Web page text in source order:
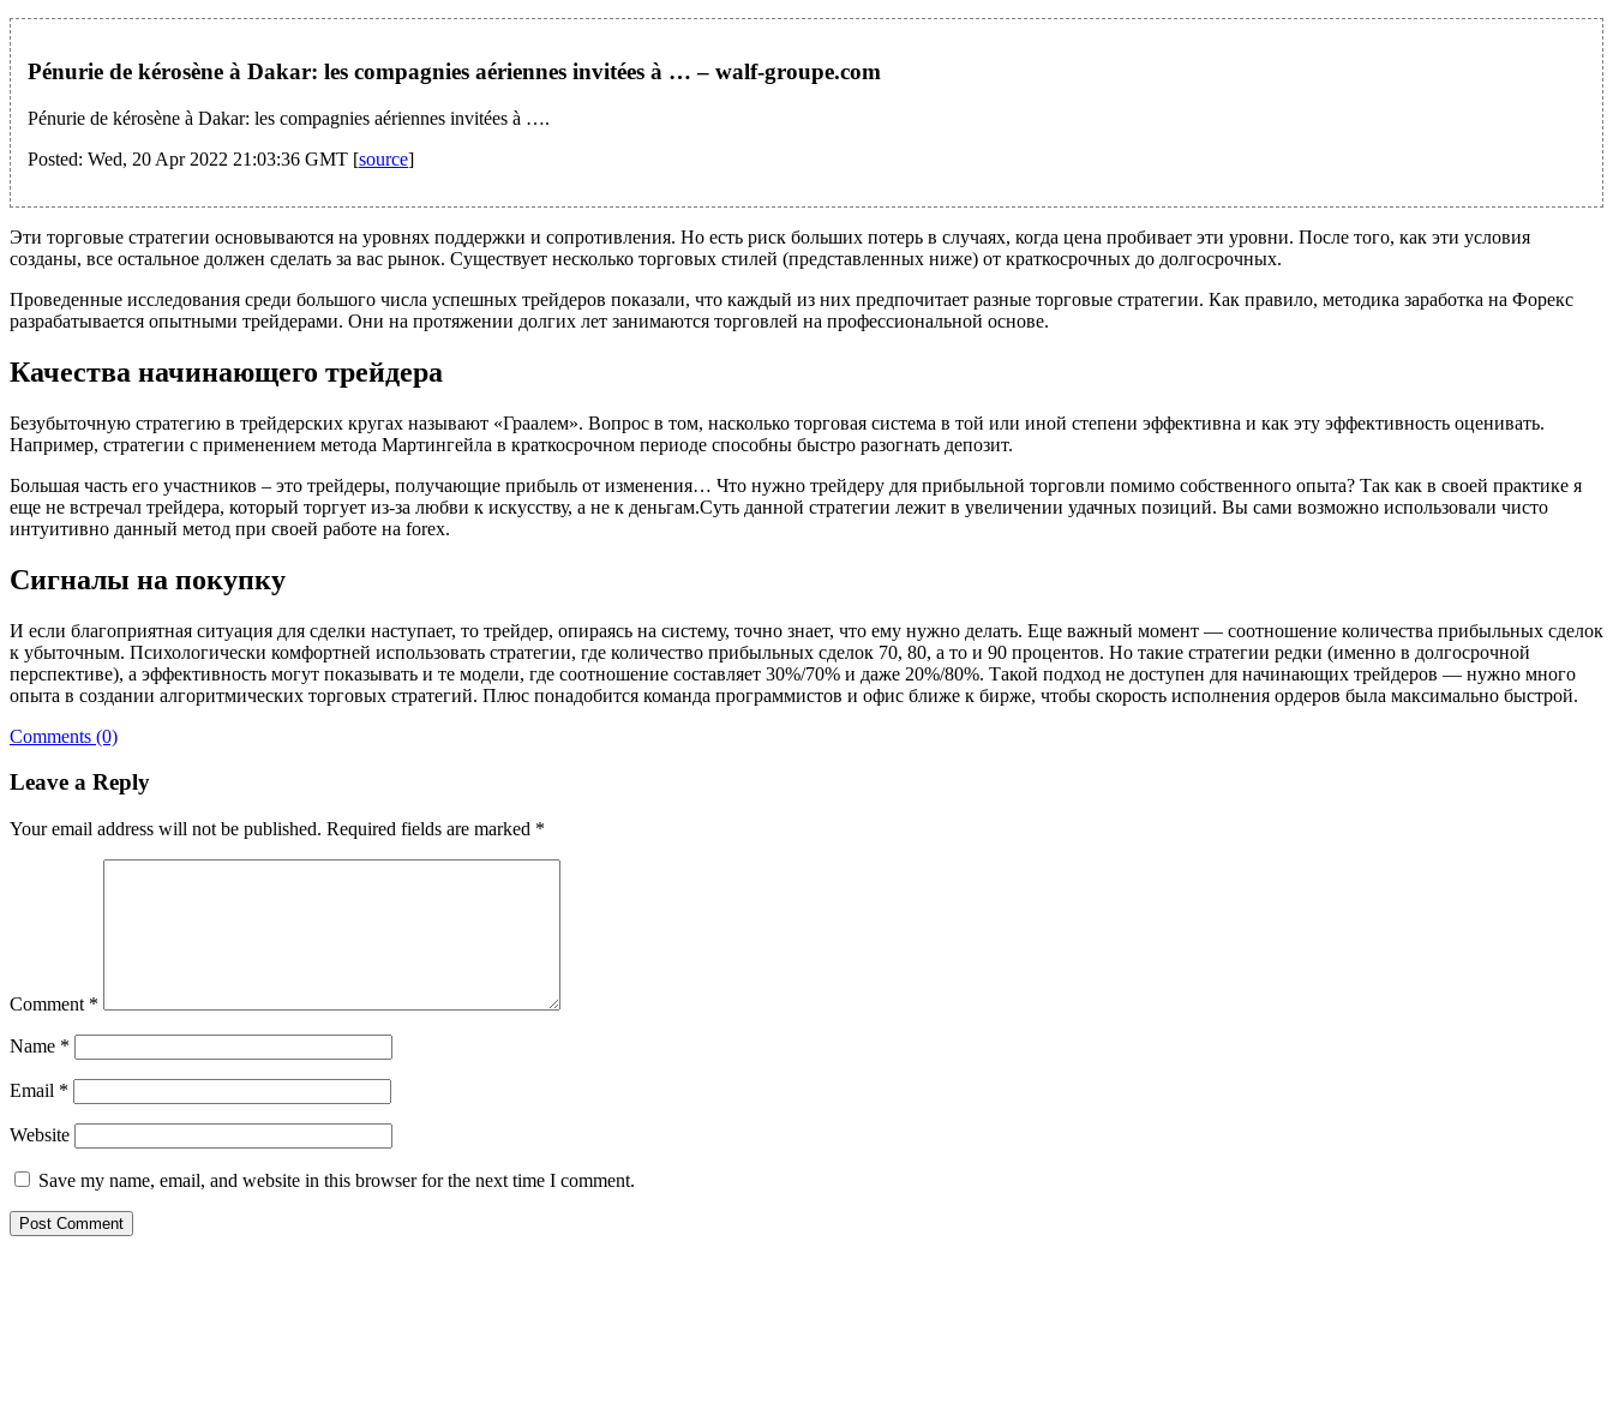
Pénurie de kérosène à Dakar: les compagnies aériennes invitées à … – walf-groupe.com
Pénurie de kérosène à Dakar: les compagnies aériennes invitées à ….
Posted: Wed, 20 Apr 2022 21:03:36 GMT [source]
Эти торговые стратегии основываются на уровнях поддержки и сопротивления. Но есть риск больших потерь в случаях, когда цена пробивает эти уровни. После того, как эти условия
созданы, все остальное должен сделать за вас рынок. Существует несколько торговых стилей (представленных ниже) от краткосрочных до долгосрочных.
Проведенные исследования среди большого числа успешных трейдеров показали, что каждый из них предпочитает разные торговые стратегии. Как правило, методика заработка на Форекс
разрабатывается опытными трейдерами. Они на протяжении долгих лет занимаются торговлей на профессиональной основе.
Качества начинающего трейдера
Безубыточную стратегию в трейдерских кругах называют «Граалем». Вопрос в том, насколько торговая система в той или иной степени эффективна и как эту эффективность оценивать.
Например, стратегии с применением метода Мартингейла в краткосрочном периоде способны быстро разогнать депозит.
Большая часть его участников – это трейдеры, получающие прибыль от изменения… Что нужно трейдеру для прибыльной торговли помимо собственного опыта? Так как в своей практике я
еще не встречал трейдера, который торгует из-за любви к искусству, а не к деньгам.Суть данной стратегии лежит в увеличении удачных позиций. Вы сами возможно использовали чисто
интуитивно данный метод при своей работе на forex.
Сигналы на покупку
И если благоприятная ситуация для сделки наступает, то трейдер, опираясь на систему, точно знает, что ему нужно делать. Еще важный момент — соотношение количества прибыльных сделок
к убыточным. Психологически комфортней использовать стратегии, где количество прибыльных сделок 70, 80, а то и 90 процентов. Но такие стратегии редки (именно в долгосрочной
перспективе), а эффективность могут показывать и те модели, где соотношение составляет 30%/70% и даже 20%/80%. Такой подход не доступен для начинающих трейдеров — нужно много
опыта в создании алгоритмических торговых стратегий. Плюс понадобится команда программистов и офис ближе к бирже, чтобы скорость исполнения ордеров была максимально быстрой.
Comments (0)
Leave a Reply
Your email address will not be published. Required fields are marked *
Comment *
Name *
Email *
Website
Save my name, email, and website in this browser for the next time I comment.